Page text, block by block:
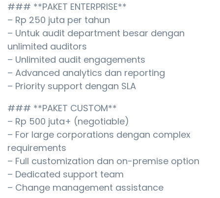
### **PAKET ENTERPRISE**
– Rp 250 juta per tahun
– Untuk audit department besar dengan
unlimited auditors
– Unlimited audit engagements
– Advanced analytics dan reporting
– Priority support dengan SLA
### **PAKET CUSTOM**
– Rp 500 juta+ (negotiable)
– For large corporations dengan complex
requirements
– Full customization dan on-premise option
– Dedicated support team
– Change management assistance